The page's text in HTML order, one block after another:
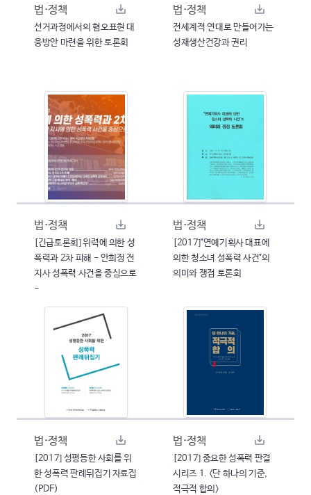
법·정책
선거과정에서의 혐오표현 대
응방안 마련을 위한 토론회
법·정책
전세계적 연대로 만들어가는
성재생산건강과 권리
법·정책
[긴급토론회] 위력에 의한 성
폭력과 2차 피해 - 안희정 전
지사 성폭력 사건을 중심으로
-
법·정책
[2017]"연예기획사 대표에
의한 청소녀 성폭력 사건"의
의미와 쟁점 토론회
법·정책
[2017] 성평등한 사회를 위
한 성폭력 판례뒤집기 자료집
(PDF)
법·정책
[2017] 중요한 성폭력 판결
시리즈 1. <단 하나의 기준,
적극적 합의>